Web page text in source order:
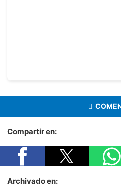
Compartir en:
Archivado en: